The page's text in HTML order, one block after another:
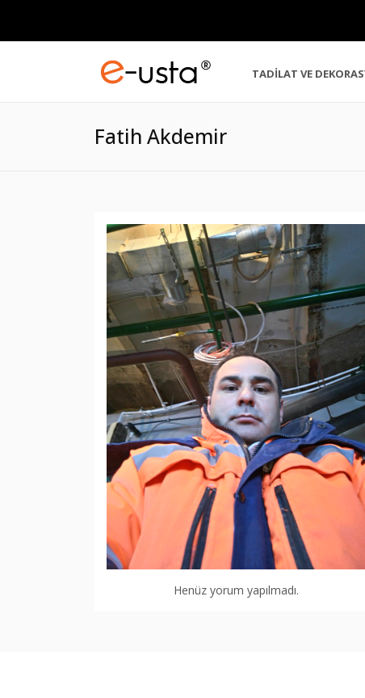
TADİLAT VE
Fatih Akdemir
Henüz yorum yapılmadı.